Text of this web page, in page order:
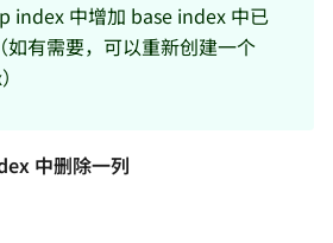
index 中增加 base index 中已
如有需要，可以重新创建一个
中删除一列